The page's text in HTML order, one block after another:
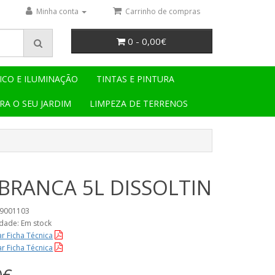
Minha conta Carrinho de compras
0 - 0,00€
E ILUMINAÇÃO TINTAS E PINTURA
O SEU JARDIM LIMPEZA DE TERRENOS
5L DISSOLTIN
Em stock
Ficha Técnica
Ficha Técnica